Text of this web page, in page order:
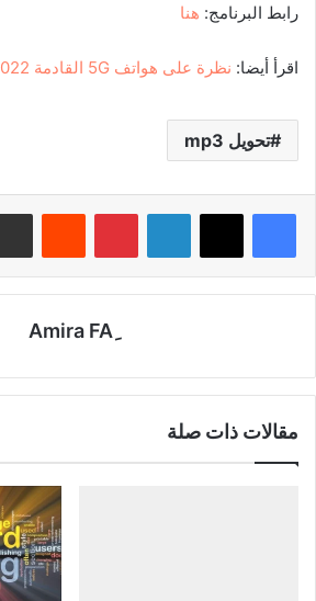
رابط البرنامج: هنا
اقرأ أيضا: نظرة على هواتف 5G القادمة 2022
تحويل mp3
لينكدإن بينتيريست
مقالات ذات صلة